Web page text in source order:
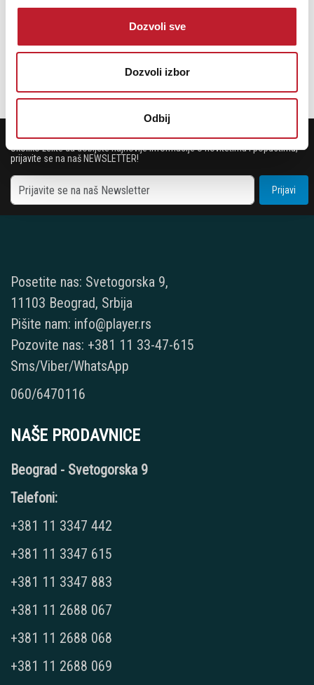
Dozvoli sve
Dozvoli izbor
Odbij
27.480,00RSD
DODAJ U KORPU
POTREBNA VAM JE POMOĆ? POZOVITE NAS!
Ukoliko želite da dobijete najnovije informacije o novitetima i popustima,
prijavite se na naš NEWSLETTER!
Prijavi
Posetite nas: Svetogorska 9,
11103 Beograd, Srbija
Pišite nam: info@player.rs
Pozovite nas: +381 11 33-47-615
Sms/Viber/WhatsApp
060/6470116
NAŠE PRODAVNICE
Beograd - Svetogorska 9
Telefoni:
+381 11 3347 442
+381 11 3347 615
+381 11 3347 883
+381 11 2688 067
+381 11 2688 068
+381 11 2688 069